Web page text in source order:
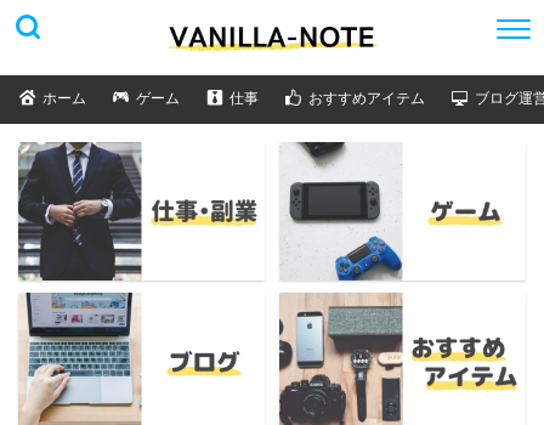
ホーム ゲーム 仕事 おすすめアイテム ブログ運